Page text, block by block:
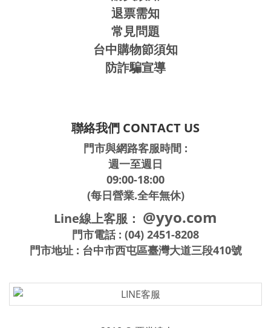
退票需知
常見問題
台中購物節須知
防詐騙宣導
聯絡我們 CONTACT US
門市與網路客服時間 :
週一至週日
09:00-18:00
(每日營業.全年無休)
Line線上客服： @yyo.com
門市電話 : (04) 2451-8208
門市地址 : 台中市西屯區臺灣大道三段410號